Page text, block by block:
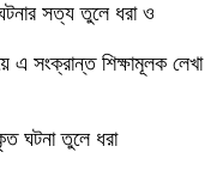
সত্য তুলে ধরা ও
এ সংক্রান্ত শিক্ষামূলক লেখা
ঘটনা তুলে ধরা